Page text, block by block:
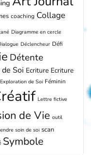
coaching Collage
Diagramme en cercle
Déclencheur Défi
Détente
Soi Ecriture Ecriture
Exploration de Soi Féminin
Lettre fictive
de Vie outil
soin de soi scan
Symbole